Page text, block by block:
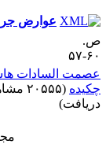
عوارض
۵۷
السادات
(۲۰۵۵۵ مشاهده)